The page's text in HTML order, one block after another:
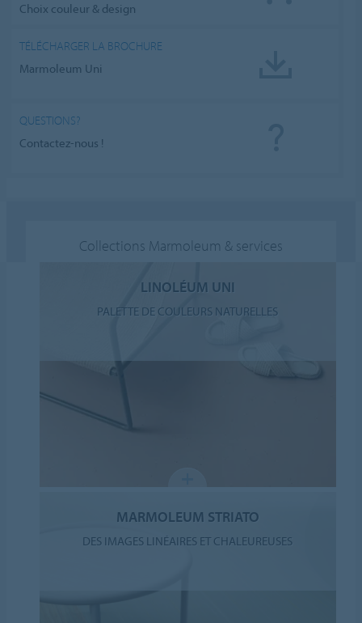
Choix couleur & design
TÉLÉCHARGER LA BROCHURE
Marmoleum Uni
QUESTIONS?
Contactez-nous !
Collections Marmoleum & services
LINOLÉUM UNI
PALETTE DE COULEURS NATURELLES
MARMOLEUM STRIATO
DES IMAGES LINÉAIRES ET CHALEUREUSES